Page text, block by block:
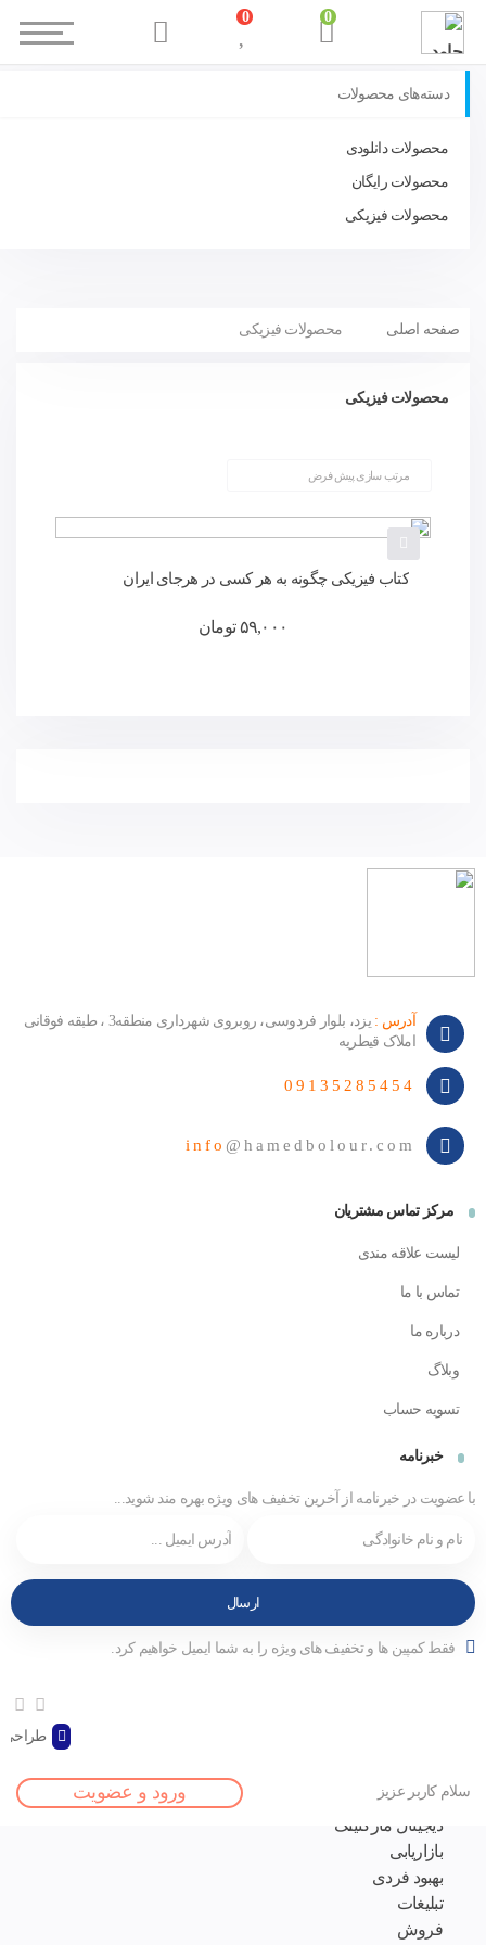
دسته‌های محصولات
محصولات دانلودی
محصولات رایگان
محصولات فیزیکی
صفحه اصلی محصولات فیزیکی
محصولات فیزیکی
کتاب فیزیکی چگونه به هر کسی در هرجای ایران
۵۹,۰۰۰ تومان
آدرس :
یزد، بلوار فردوسی، روبروی شهرداری منطقه3 ، طبقه فوقانی
املاک قیطریه
09135285454
info @hamedbolour.com
مرکز تماس مشتریان
لیست علاقه مندی
تماس با ما
درباره ما
وبلاگ
تسویه حساب
خبرنامه
با عضویت در خبرنامه از آخرین تخفیف های ویژه بهره مند شوید...
فقط کمپین ها و تخفیف های ویژه را به شما ایمیل خواهیم کرد.
طراحی
0
0
سلام کاربر عزیز ورود و عضویت
مقالات
دیجیتال مارکتینگ
بازاریابی
بهبود فردی
تبلیغات
فروش